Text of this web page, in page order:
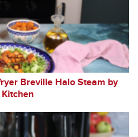
Breville Halo Steam by
Kitchen